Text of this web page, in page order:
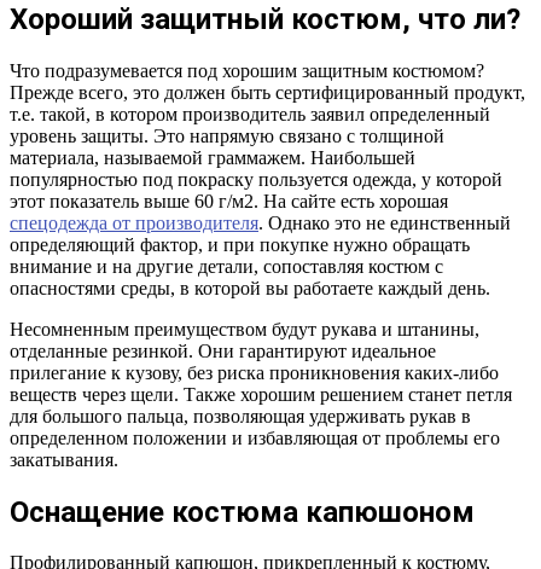
Хороший защитный костюм, что ли?
Что подразумевается под хорошим защитным костюмом?
Прежде всего, это должен быть сертифицированный продукт,
т.е. такой, в котором производитель заявил определенный
уровень защиты. Это напрямую связано с толщиной
материала, называемой граммажем. Наибольшей
популярностью под покраску пользуется одежда, у которой
этот показатель выше 60 г/м2. На сайте есть хорошая
спецодежда от производителя. Однако это не единственный
определяющий фактор, и при покупке нужно обращать
внимание и на другие детали, сопоставляя костюм с
опасностями среды, в которой вы работаете каждый день.
Несомненным преимуществом будут рукава и штанины,
отделанные резинкой. Они гарантируют идеальное
прилегание к кузову, без риска проникновения каких-либо
веществ через щели. Также хорошим решением станет петля
для большого пальца, позволяющая удерживать рукав в
определенном положении и избавляющая от проблемы его
закатывания.
Оснащение костюма капюшоном
Профилированный капюшон, прикрепленный к костюму,